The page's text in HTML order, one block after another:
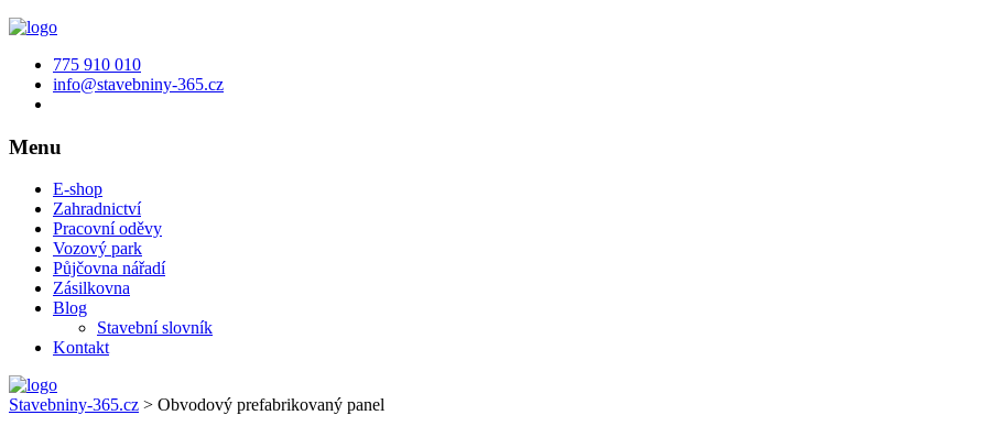
775 910 010
info@stavebniny-365.cz
Menu
E-shop
Zahradnictví
Pracovní oděvy
Vozový park
Půjčovna nářadí
Zásilkovna
Blog
Stavební slovník
Kontakt
Stavebniny-365.cz > Obvodový prefabrikovaný panel